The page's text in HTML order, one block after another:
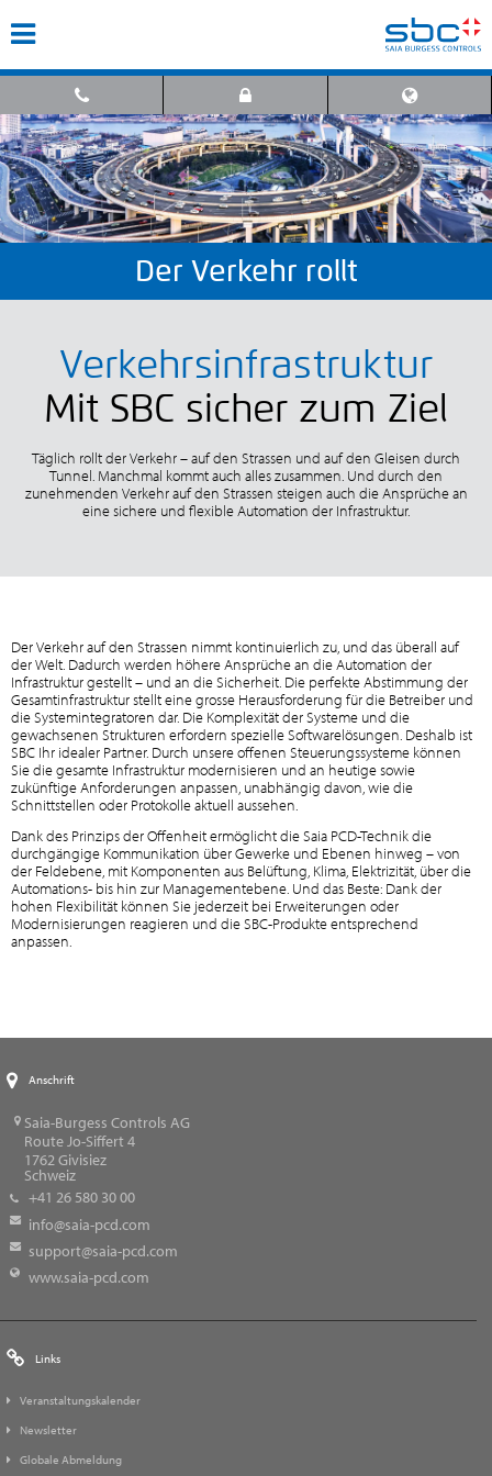
Der Verkehr rollt
Verkehrsinfrastruktur
Mit SBC sicher zum Ziel
Täglich rollt der Verkehr – auf den Strassen und auf den Gleisen durch
Tunnel. Manchmal kommt auch alles zusammen. Und durch den
zunehmenden Verkehr auf den Strassen steigen auch die Ansprüche an
eine sichere und flexible Automation der Infrastruktur.
Der Verkehr auf den Strassen nimmt kontinuierlich zu, und das überall auf
der Welt. Dadurch werden höhere Ansprüche an die Automation der
Infrastruktur gestellt – und an die Sicherheit. Die perfekte Abstimmung der
Gesamtinfrastruktur stellt eine grosse Herausforderung für die Betreiber und
die Systemintegratoren dar. Die Komplexität der Systeme und die
gewachsenen Strukturen erfordern spezielle Softwarelösungen. Deshalb ist
SBC Ihr idealer Partner. Durch unsere offenen Steuerungssysteme können
Sie die gesamte Infrastruktur modernisieren und an heutige sowie
zukünftige Anforderungen anpassen, unabhängig davon, wie die
Schnittstellen oder Protokolle aktuell aussehen.
Dank des Prinzips der Offenheit ermöglicht die Saia PCD-Technik die
durchgängige Kommunikation über Gewerke und Ebenen hinweg – von
der Feldebene, mit Komponenten aus Belüftung, Klima, Elektrizität, über die
Automations- bis hin zur Managementebene. Und das Beste: Dank der
hohen Flexibilität können Sie jederzeit bei Erweiterungen oder
Modernisierungen reagieren und die SBC-Produkte entsprechend
anpassen.
Anschrift
Saia-Burgess Controls AG
Route Jo-Siffert 4
1762Givisiez
Schweiz
+41 26 580 30 00
info@saia-pcd.com
support@saia-pcd.com
www.saia-pcd.com
Links
Veranstaltungskalender
Newsletter
Globale Abmeldung